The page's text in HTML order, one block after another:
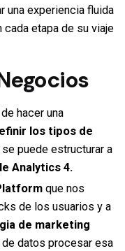
una experiencia fluida
etapa de su viaje
hacer una
los tipos de
puede estructurar a
Analytics 4.
que nos
de los usuarios y a
de marketing
datos procesar esa